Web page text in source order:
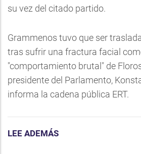
su vez del citado partido.
Grammenos tuvo que ser
tras sufrir una fractura facial
"comportamiento brutal" de
presidente del Parlamento,
informa la cadena pública ERT.
LEE ADEMÁS